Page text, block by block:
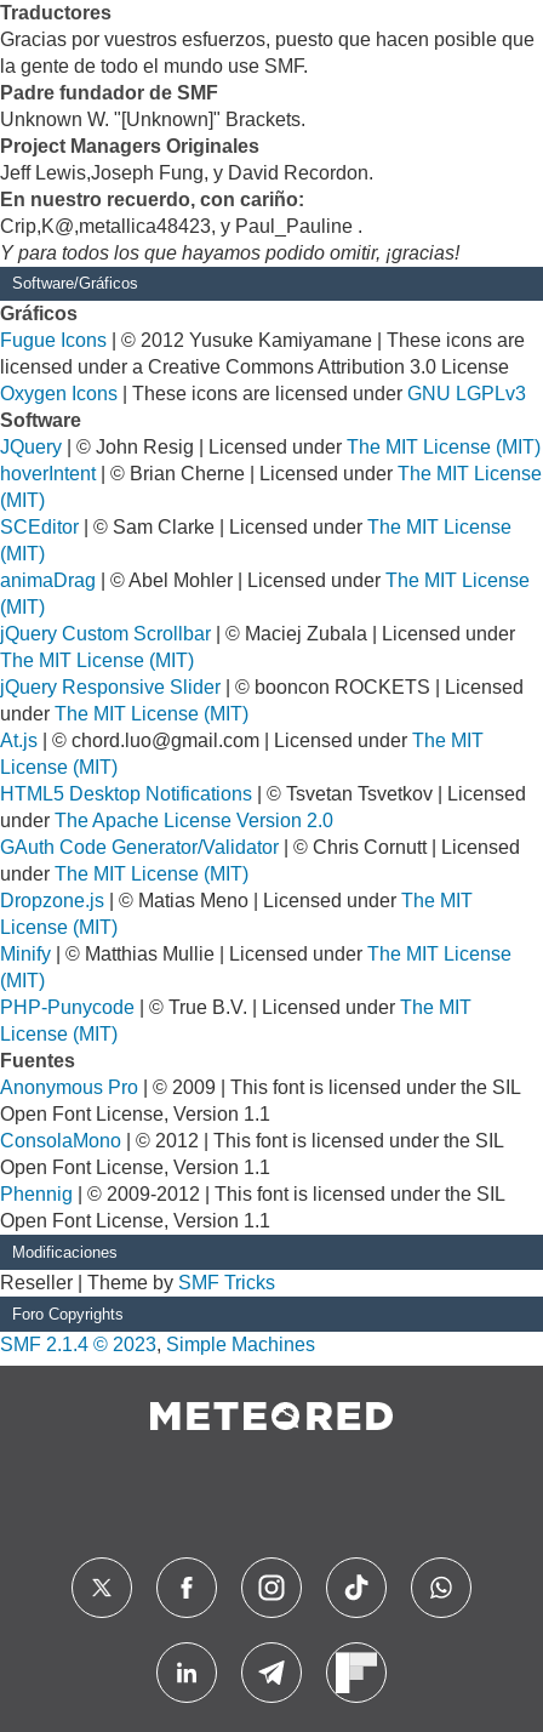
Traductores
Gracias por vuestros esfuerzos, puesto que hacen posible que
la gente de todo el mundo use SMF.
Padre fundador de SMF
Unknown W. "[Unknown]" Brackets.
Project Managers Originales
Jeff Lewis,Joseph Fung, y David Recordon.
En nuestro recuerdo, con cariño:
Crip,K@,metallica48423, y Paul_Pauline .
Y para todos los que hayamos podido omitir, ¡gracias!
Software/Gráficos
Gráficos
Fugue Icons | © 2012 Yusuke Kamiyamane | These icons are
licensed under a Creative Commons Attribution 3.0 License
Oxygen Icons | These icons are licensed under GNU LGPLv3
Software
JQuery | © John Resig | Licensed under The MIT License (MIT)
hoverIntent| © Brian Cherne | Licensed under The MIT License
(MIT)
SCEditor | © Sam Clarke | Licensed under The MIT License
(MIT)
animaDrag | © Abel Mohler | Licensed under The MIT License
(MIT)
jQuery Custom Scrollbar | © Maciej Zubala | Licensed under
The MIT License (MIT)
jQuery Responsive Slider | © booncon ROCKETS | Licensed
under The MIT License (MIT)
At.js | © chord.luo@gmail.com | Licensed under The MIT
License (MIT)
HTML5 Desktop Notifications | © Tsvetan Tsvetkov | Licensed
under The Apache License Version 2.0
GAuth Code Generator/Validator | © Chris Cornutt | Licensed
under The MIT License (MIT)
Dropzone.js | © Matias Meno | Licensed under The MIT
License (MIT)
Minify | © Matthias Mullie | Licensed under The MIT License
(MIT)
PHP-Punycode | © True B.V. | Licensed under The MIT
License (MIT)
Fuentes
Anonymous Pro | © 2009 | This font is licensed under the SIL
Open Font License, Version 1.1
ConsolaMono | © 2012 | This font is licensed under the SIL
Open Font License, Version 1.1
Phennig | © 2009-2012 | This font is licensed under the SIL
Open Font License, Version 1.1
Modificaciones
Reseller | Theme by SMF Tricks
Foro Copyrights
SMF 2.1.4 © 2023, Simple Machines